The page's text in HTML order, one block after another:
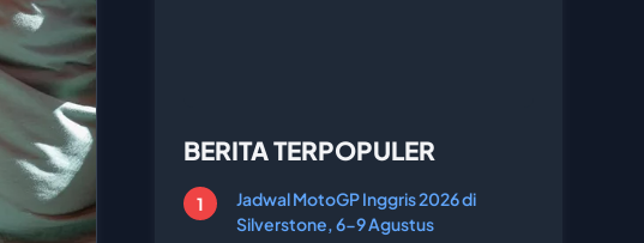
BERITA TERPOPULER
Jadwal MotoGP Inggris 2026 di
Silverstone, 6-9 Agustus